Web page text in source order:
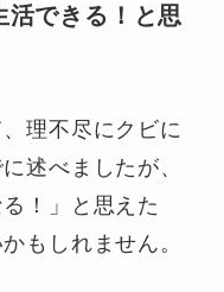
活できる！と思
理不尽にクビに
述べましたが、
！」と思えた
もしれません。